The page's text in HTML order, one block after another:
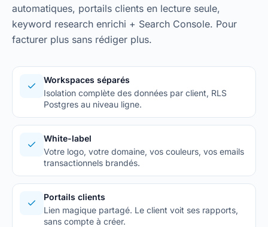
automatiques, portails clients en lecture seule,
keyword research enrichi + Search Console. Pour
facturer plus sans rédiger plus.
Workspaces séparés
Isolation complète des données par client, RLS
Postgres au niveau ligne.
White-label
Votre logo, votre domaine, vos couleurs, vos emails
transactionnels brandés.
Portails clients
Lien magique partagé. Le client voit ses rapports,
sans compte à créer.